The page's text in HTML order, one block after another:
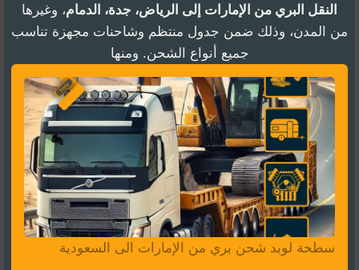
النقل البري من الإمارات إلى الرياض، جدة، الدمام، وغيرها
من المدن، وذلك ضمن جدول منتظم وشاحنات مجهزة تناسب
جميع أنواع الشحن. ومنها
سطحة لوبد شحن بري من الإمارات الى السعودية